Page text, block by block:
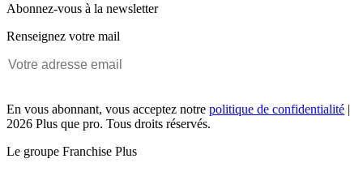
Abonnez-vous à la newsletter
Renseignez votre mail
En vous abonnant, vous acceptez notre politique de confidentialité |
2026 Plus que pro. Tous droits réservés.
Le groupe Franchise Plus